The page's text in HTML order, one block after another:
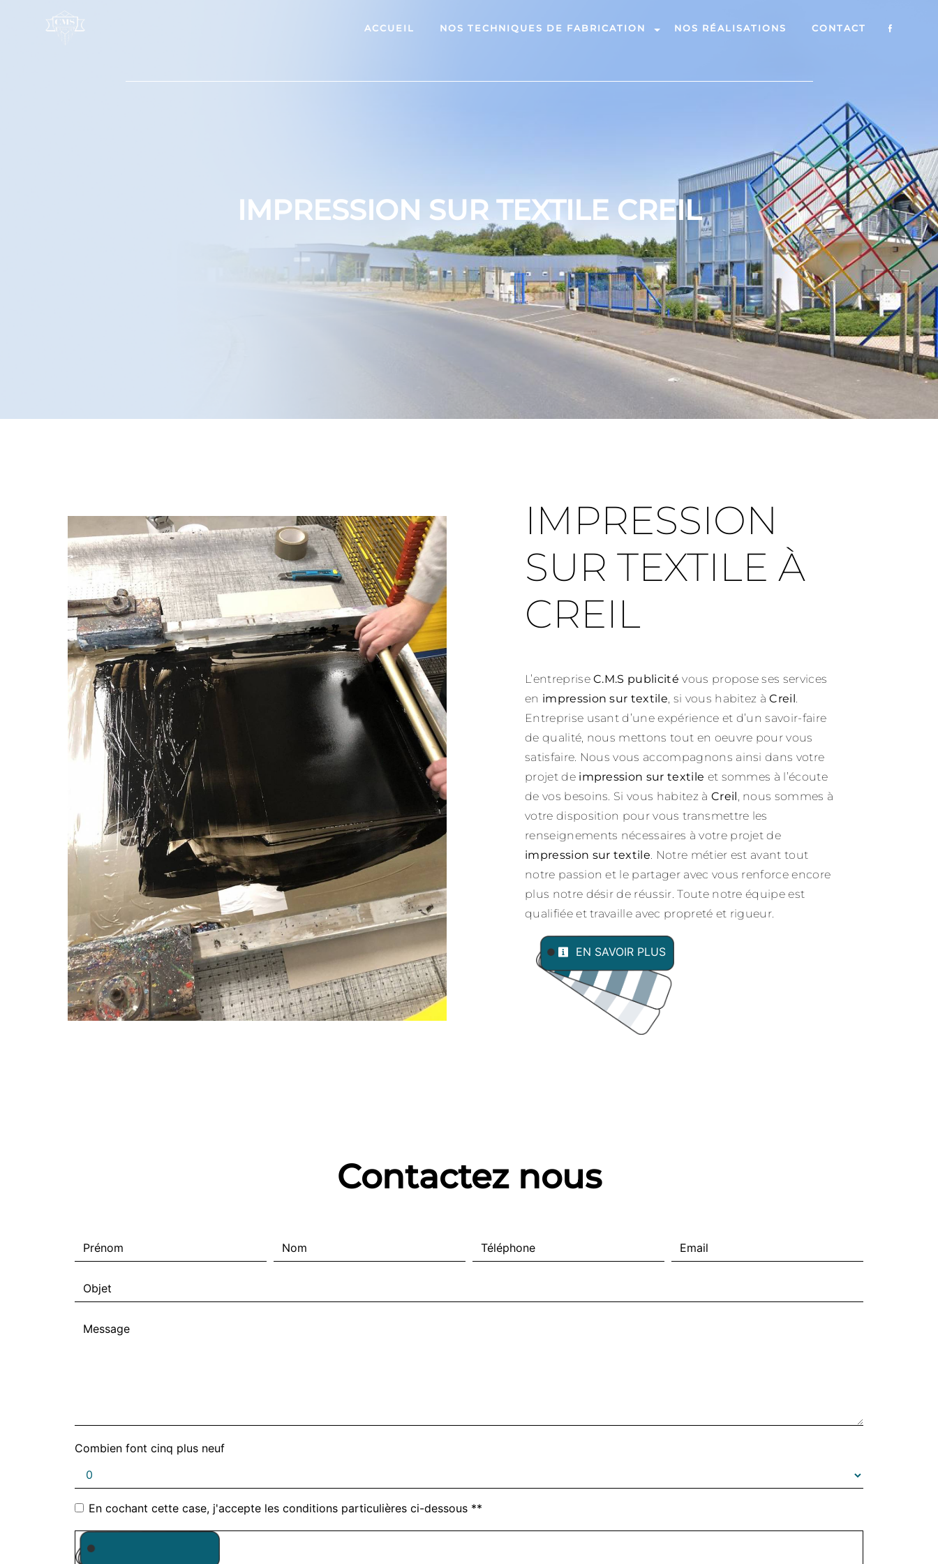
ACCUEIL NOS TECHNIQUES DE FABRICATION NOS RÉALISATIONS CONTACT
IMPRESSION SUR TEXTILE CREIL
IMPRESSION
SUR TEXTILE À
CREIL
L’entrepriseC.M.S publicité vous propose ses services
en impression sur textile, si vous habitez àCreil.
Entreprise usant d’une expérience et d’un savoir-faire
de qualité, nous mettons tout en oeuvre pour vous
satisfaire. Nous vous accompagnons ainsi dans votre
projet de impression sur textile et sommes à l’écoute
de vos besoins. Si vous habitez à Creil, nous sommes à
votre disposition pour vous transmettre les
renseignements nécessaires à votre projet de
impression sur textile. Notre métier est avant tout
notre passion et le partager avec vous renforce encore
plus notre désir de réussir. Toute notre équipe est
qualifiée et travaille avec propreté et rigueur.
EN SAVOIR PLUS
Contactez nous
Combien font cinq plus neuf
En cochant cette case, j'accepte les conditions particulières ci-dessous **